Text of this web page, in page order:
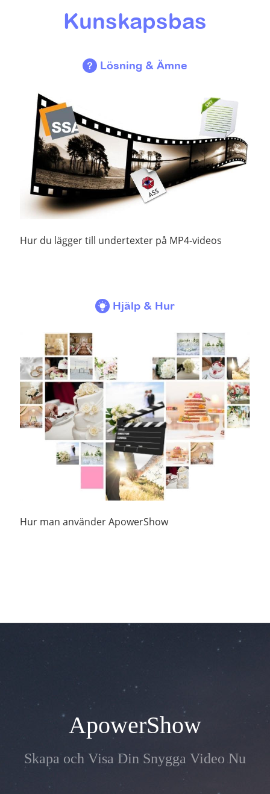
Kunskapsbas
Lösning & Ämne
Hur du lägger till undertexter på MP4-videos
Hjälp & Hur
Hur man använder ApowerShow
ApowerShow
Skapa och Visa Din Snygga Video Nu